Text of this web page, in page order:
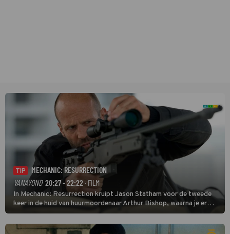
TIP
MECHANIC: RESURRECTION
VANAVOND 20:27 - 22:22· FILM
In Mechanic: Resurrection kruipt Jason Statham voor de tweede
keer in de huid van huurmoordenaar Arthur Bishop, waarna je er
donder op kunt zeggen dat er van Bishops geplande pensioen niet
veel terechtkomt.